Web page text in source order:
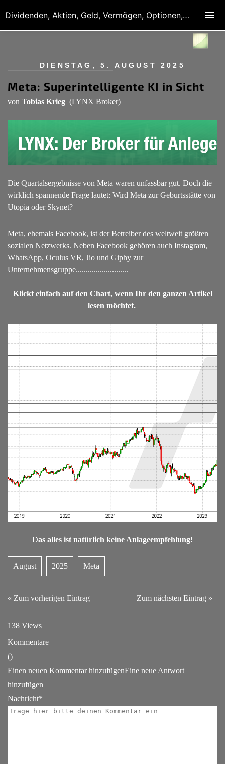
DIENSTAG, 5. AUGUST 2025
Meta: Superintelligente KI in Sicht
von Tobias Krieg (LYNX Broker)
Die Quartalsergebnisse von Meta waren unfassbar gut. Doch die
wirklich spannende Frage lautet: Wird Meta zur Geburtsstätte von
Utopia oder Skynet?
Meta, ehemals Facebook, ist der Betreiber des weltweit größten
sozialen Netzwerks. Neben Facebook gehören auch Instagram,
WhatsApp, Oculus VR, Jio und Giphy zur
Unternehmensgruppe..........................
Klickt einfach auf den Chart, wenn Ihr den ganzen Artikel
lesen möchtet.
Das alles ist natürlich keine Anlageempfehlung!
August 2025 Meta
« Zum vorherigen Eintrag Zum nächsten Eintrag »
138 Views
Kommentare
()
Einen neuen Kommentar hinzufügenEine neue Antwort
hinzufügen
Nachricht*
Dividenden, Aktien, Geld, Vermögen, Optionen, Derivate